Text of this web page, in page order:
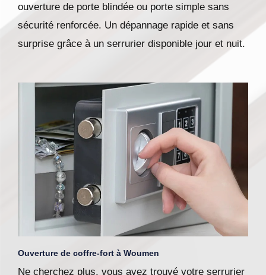
ouverture de porte blindée ou porte simple sans
sécurité renforcée. Un dépannage rapide et sans
surprise grâce à un serrurier disponible jour et nuit.
Ouverture de coffre-fort à Woumen
Ne cherchez plus, vous avez trouvé votre serrurier